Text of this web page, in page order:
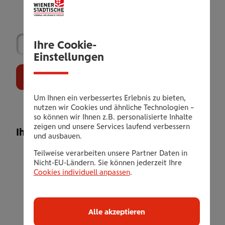
Wählen Sie Ihr Leistungsangebot
Ihr Leistungsangebot (2 / 2)
2 Übernachtungen / 2 Person im
großzügigen Zirbenzimmer
Frühstücksbuffet
inklusive pro Person am Anreisetag ab
Ihre Cookie-
Einstellungen
Um Ihnen ein verbessertes Erlebnis zu bieten,
nutzen wir Cookies und ähnliche Technologien –
so können wir Ihnen z.B. personalisierte Inhalte
zeigen und unsere Services laufend verbessern
und ausbauen.
Teilweise verarbeiten unsere Partner Daten in
Nicht-EU-Ländern. Sie können jederzeit Ihre
Cookies individuell anpassen.
Alle akzeptieren